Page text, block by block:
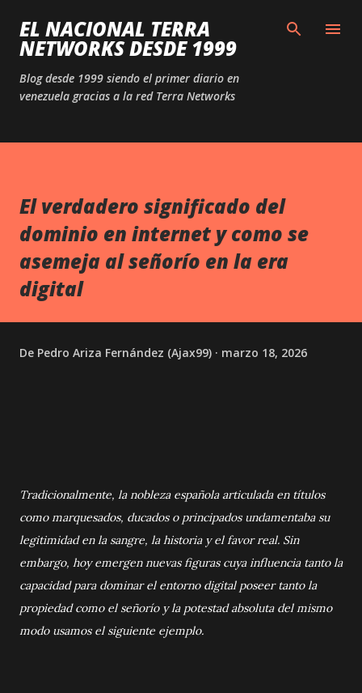
Ir al contenido principal
EL NACIONAL TERRA
NETWORKS DESDE 1999
Blog desde 1999 siendo el primer diario en
venezuela gracias a la red Terra Networks
El verdadero significado del
dominio en internet y como se
asemeja al señorío en la era
digital
De Pedro Ariza Fernández (Ajax99) marzo 18, 2026
Tradicionalmente, la nobleza española articulada en títulos
como marquesados, ducados o principados undamentaba su
legitimidad en la sangre, la historia y el favor real. Sin
embargo, hoy emergen nuevas figuras cuya influencia tanto la
capacidad para dominar el entorno digital poseer tanto la
propiedad como el señorío y la potestad absoluta del mismo
modo usamos el siguiente ejemplo.